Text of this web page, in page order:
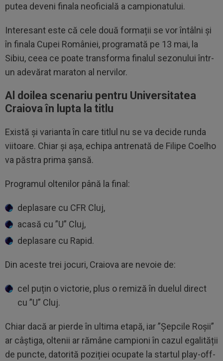
putea deveni finala neoficială a campionatului.
Interesant este că cele două formații se vor întâlni și
în finala Cupei României, programată pe 13 mai, la
Sibiu, ceea ce poate transforma finalul sezonului într-
un adevărat maraton al nervilor.
Al doilea scenariu pentru Universitatea
Craiova în lupta la titlu
Există și varianta în care titlul nu se va decide runda
viitoare. Chiar și așa, echipa antrenată de Filipe Coelho
va păstra prima șansă.
Programul oltenilor până la final:
deplasare cu CFR Cluj,
acasă cu ”U” Cluj,
deplasare cu Rapid.
Din aceste trei jocuri, Craiova are nevoie de:
cel puțin o victorie, plus o remiză în duelul direct
cu ”U” Cluj.
Chiar dacă ar pierde în ultima etapă, iar ”Șepcile Roșii”
ar câștiga, oltenii ar rămâne campioni în cazul egalității
de puncte, datorită poziției ocupate la startul play-off-